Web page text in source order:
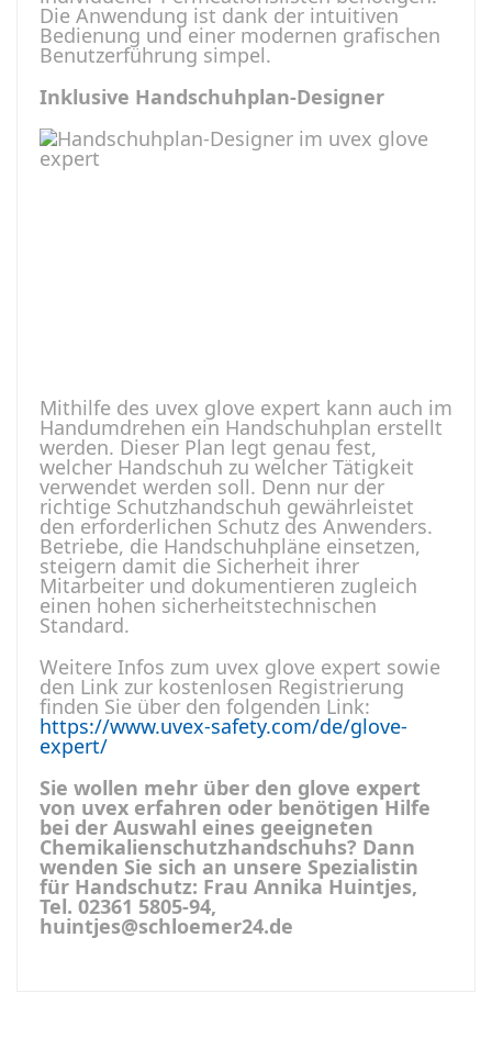
Die Anwendung ist dank der intuitiven
Bedienung und einer modernen grafischen
Benutzerführung simpel.
Inklusive Handschuhplan-Designer
Mithilfe des uvex glove expert kann auch im
Handumdrehen ein Handschuhplan erstellt
werden. Dieser Plan legt genau fest,
welcher Handschuh zu welcher Tätigkeit
verwendet werden soll. Denn nur der
richtige Schutzhandschuh gewährleistet
den erforderlichen Schutz des Anwenders.
Betriebe, die Handschuhpläne einsetzen,
steigern damit die Sicherheit ihrer
Mitarbeiter und dokumentieren zugleich
einen hohen sicherheitstechnischen
Standard.
Weitere Infos zum uvex glove expert sowie
den Link zur kostenlosen Registrierung
finden Sie über den folgenden Link:
https://www.uvex-safety.com/de/glove-
expert/
Sie wollen mehr über den glove expert
von uvex erfahren oder benötigen Hilfe
bei der Auswahl eines geeigneten
Chemikalienschutzhandschuhs? Dann
wenden Sie sich an unsere Spezialistin
für Handschutz: Frau Annika Huintjes,
Tel. 02361 5805-94,
huintjes@schloemer24.de